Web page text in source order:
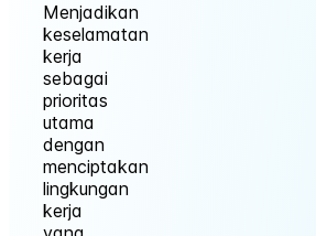
Menjadikan
keselamatan
kerja
sebagai
prioritas
utama
dengan
menciptakan
lingkungan
kerja